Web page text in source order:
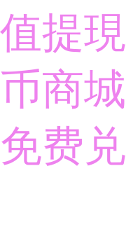
提現
商城
费兑